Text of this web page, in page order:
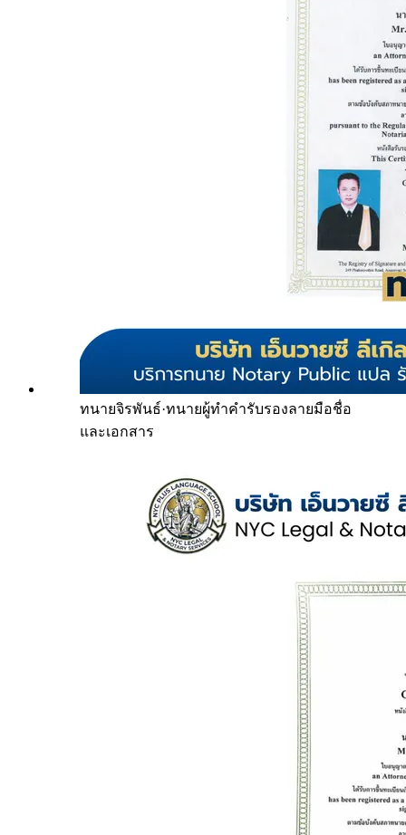
ทนายจิรพันธ์·ทนายผู้ทำคำรับรองลายมือชื่อ
และเอกสาร